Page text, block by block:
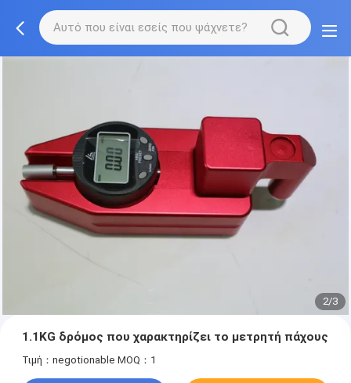
2/3
1.1KG δρόμος που χαρακτηρίζει το μετρητή πάχους
Τιμή：negotionable MOQ：1